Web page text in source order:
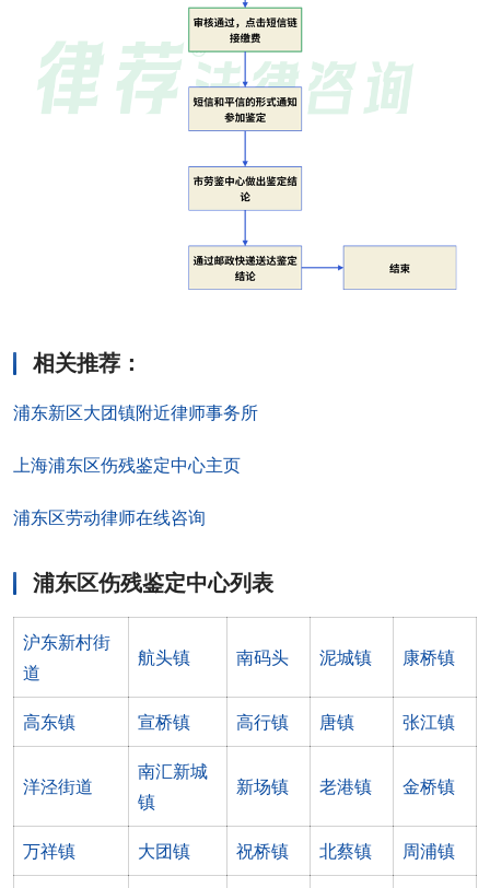
相关推荐 ：
浦东新区大团镇附近律师事务所
上海浦东区伤残鉴定中心主页
浦东区劳动律师在线咨询
浦东区伤残鉴定中心列表
沪东新村街
道
航头镇 南码头 泥城镇 康桥镇
高东镇 宣桥镇 高行镇 唐镇 张江镇
洋泾街道
南汇新城
镇
新场镇 老港镇 金桥镇
万祥镇 大团镇 祝桥镇 北蔡镇 周浦镇